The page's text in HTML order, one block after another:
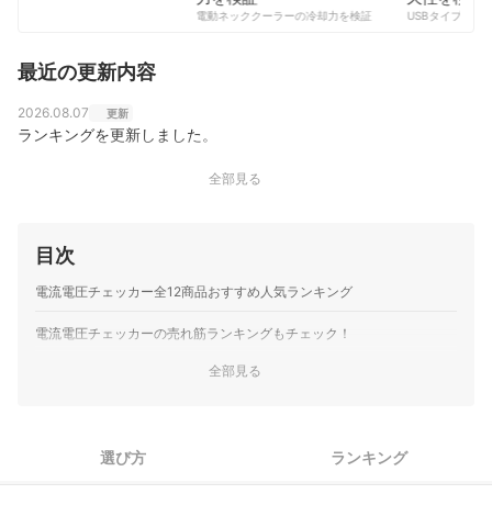
コンテンツ制作チームのプロフィール
電動ネッククーラーの冷却力を検証
USBタイプCケー
最近の更新内容
2026.08.07 更新
ランキングを更新しました。
全部見る
目次
電流電圧チェッカー全12商品おすすめ人気ランキング
電流電圧チェッカーの売れ筋ランキングもチェック！
全部見る
選び方 ランキング